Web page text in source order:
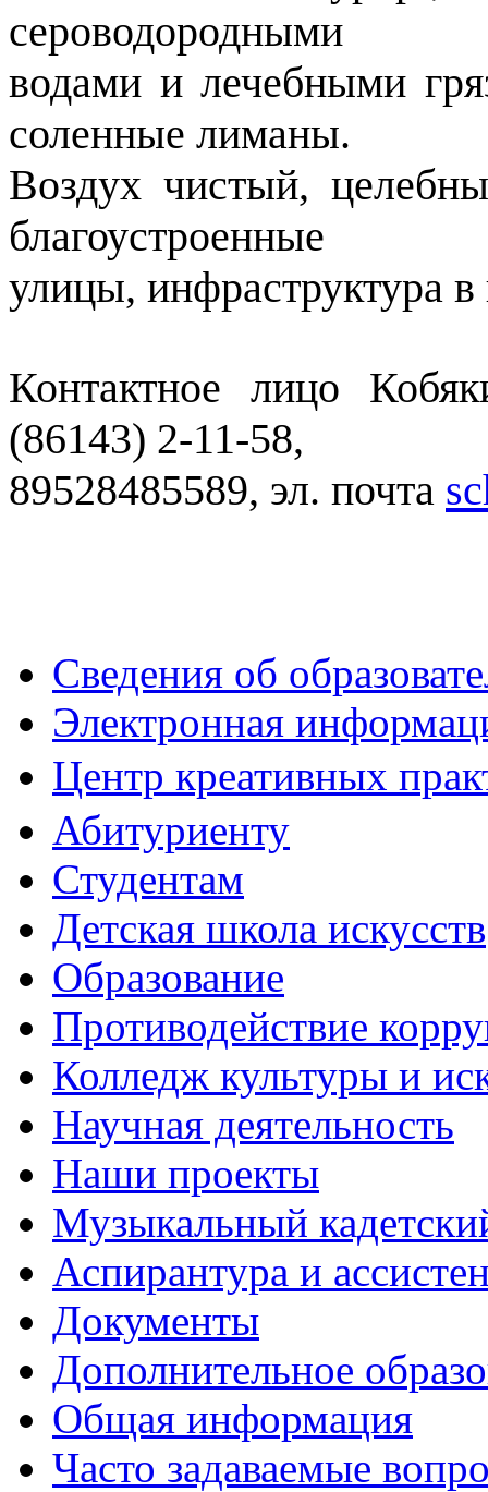
сероводородными
водами и лечебными
соленные лиманы.
Воздух чистый,
благоустроенные
улицы, инфраструктура
Контактное лицо
(86143) 2-11-58,
89528485589, эл. почта
Сведения об
Электронная
Центр креативных
Абитуриенту
Студентам
Детская школа искусств
Образование
Противодействие
Колледж культуры и
Научная деятельность
Наши проекты
Музыкальный
Аспирантура и
Документы
Дополнительное
Общая информация
Часто задаваемые